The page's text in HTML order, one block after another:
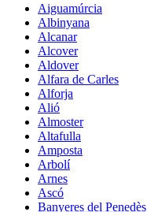
Aiguamúrcia
Albinyana
Alcanar
Alcover
Aldover
Alfara de Carles
Alforja
Alió
Almoster
Altafulla
Amposta
Arbolí
Arnes
Ascó
Banyeres del Penedès